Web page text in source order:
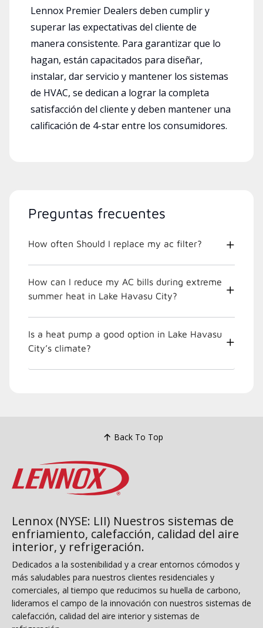
Lennox Premier Dealers deben cumplir y
superar las expectativas del cliente de
manera consistente. Para garantizar que lo
hagan, están capacitados para diseñar,
instalar, dar servicio y mantener los sistemas
de HVAC, se dedican a lograr la completa
satisfacción del cliente y deben mantener una
calificación de 4-star entre los consumidores.
Preguntas frecuentes
How often Should I replace my ac filter?
How can I reduce my AC bills during extreme
summer heat in Lake Havasu City?
Is a heat pump a good option in Lake Havasu
City’s climate?
Back To Top
Lennox (NYSE: LII) Nuestros sistemas de
enfriamiento, calefacción, calidad del aire
interior, y refrigeración.
Dedicados a la sostenibilidad y a crear entornos cómodos y
más saludables para nuestros clientes residenciales y
comerciales, al tiempo que reducimos su huella de carbono,
lideramos el campo de la innovación con nuestros sistemas de
calefacción, calidad del aire interior y sistemas de